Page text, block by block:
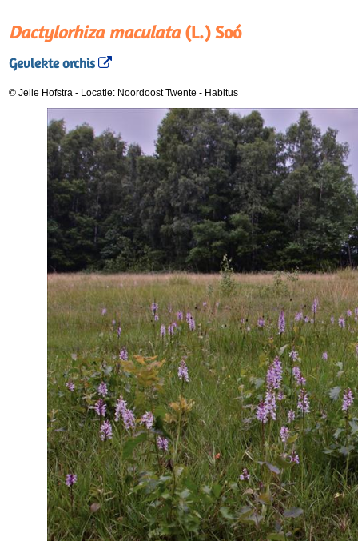
Dactylorhiza maculata(L.) Soó
Gevlekte orchis
© Jelle Hofstra - Locatie: Noordoost Twente - Habitus